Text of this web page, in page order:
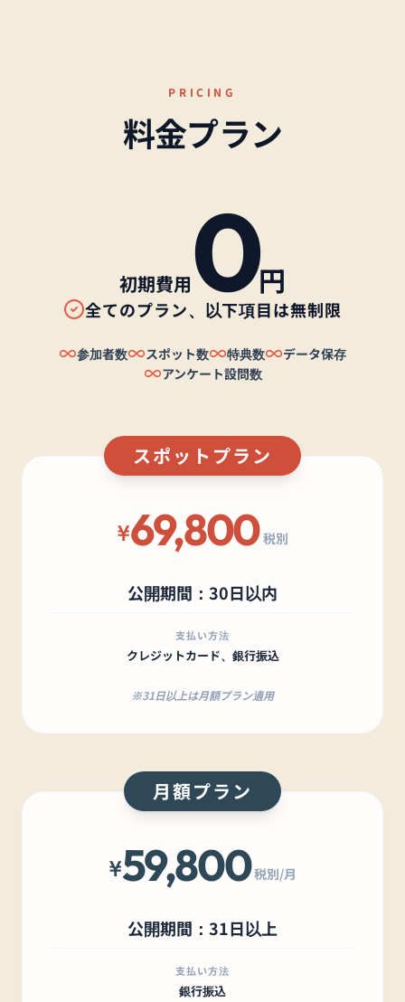
PRICING
料金プラン
初期費用0円
全てのプラン、以下項目は無制限
参加者数 スポット数 特典数
データ保存
アンケート設問数
スポットプラン
¥69,800 税別
公開期間：30日以内
支払い方法
クレジットカード、銀行振込
※31日以上は月額プラン適用
月額プラン
¥59,800 税別/月
公開期間：31日以上
支払い方法
銀行振込